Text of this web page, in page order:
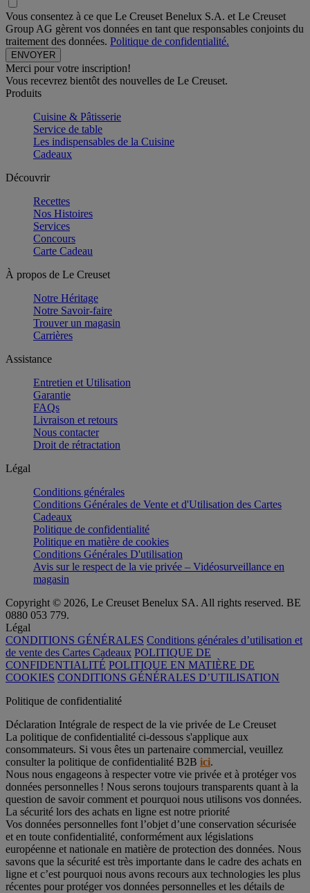
Vous consentez à ce que Le Creuset Benelux S.A. et Le Creuset
Group AG gèrent vos données en tant que responsables conjoints du
traitement des données. Politique de confidentialité.
Merci pour votre inscription!
Vous recevrez bientôt des nouvelles de Le Creuset.
Produits
Cuisine & Pâtisserie
Service de table
Les indispensables de la Cuisine
Cadeaux
Découvrir
Recettes
Nos Histoires
Services
Concours
Carte Cadeau
À propos de Le Creuset
Notre Héritage
Notre Savoir-faire
Trouver un magasin
Carrières
Assistance
Entretien et Utilisation
Garantie
FAQs
Livraison et retours
Nous contacter
Droit de rétractation
Légal
Conditions générales
Conditions Générales de Vente et d'Utilisation des Cartes
Cadeaux
Politique de confidentialité
Politique en matière de cookies
Conditions Générales D'utilisation
Avis sur le respect de la vie privée – Vidéosurveillance en
magasin
Copyright © 2026, Le Creuset Benelux SA. All rights reserved. BE
0880 053 779.
Légal
CONDITIONS GÉNÉRALES Conditions générales d’utilisation et
de vente des Cartes Cadeaux POLITIQUE DE
CONFIDENTIALITÉ POLITIQUE EN MATIÈRE DE
COOKIES CONDITIONS GÉNÉRALES D’UTILISATION
Politique de confidentialité
Déclaration Intégrale de respect de la vie privée de Le Creuset
La politique de confidentialité ci-dessous s'applique aux
consommateurs. Si vous êtes un partenaire commercial, veuillez
consulter la politique de confidentialité B2B ici.
Nous nous engageons à respecter votre vie privée et à protéger vos
données personnelles ! Nous serons toujours transparents quant à la
question de savoir comment et pourquoi nous utilisons vos données.
La sécurité lors des achats en ligne est notre priorité
Vos données personnelles font l’objet d’une conservation sécurisée
et en toute confidentialité, conformément aux législations
européenne et nationale en matière de protection des données. Nous
savons que la sécurité est très importante dans le cadre des achats en
ligne et c’est pourquoi nous avons recours aux technologies les plus
récentes pour protéger vos données personnelles et les détails de